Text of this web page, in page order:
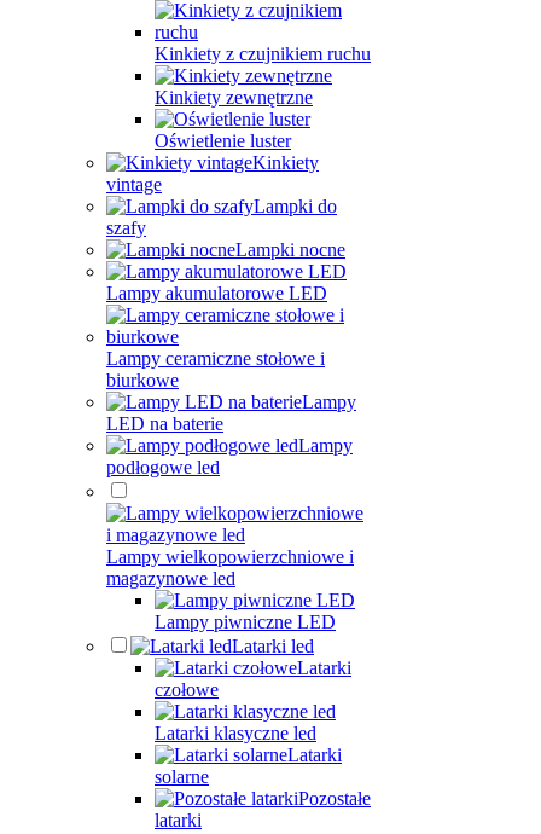
Kinkiety z czujnikiem ruchu
Kinkiety zewnętrzne
Oświetlenie luster
Kinkiety
vintage
Lampki do
szafy
Lampki nocne
Lampy akumulatorowe LED
Lampy ceramiczne stołowe i
biurkowe
Lampy
LED na baterie
Lampy
podłogowe led
Lampy wielkopowierzchniowe i
magazynowe led
Lampy piwniczne LED
Latarki led
Latarki
czołowe
Latarki klasyczne led
Latarki
solarne
Pozostałe
latarki